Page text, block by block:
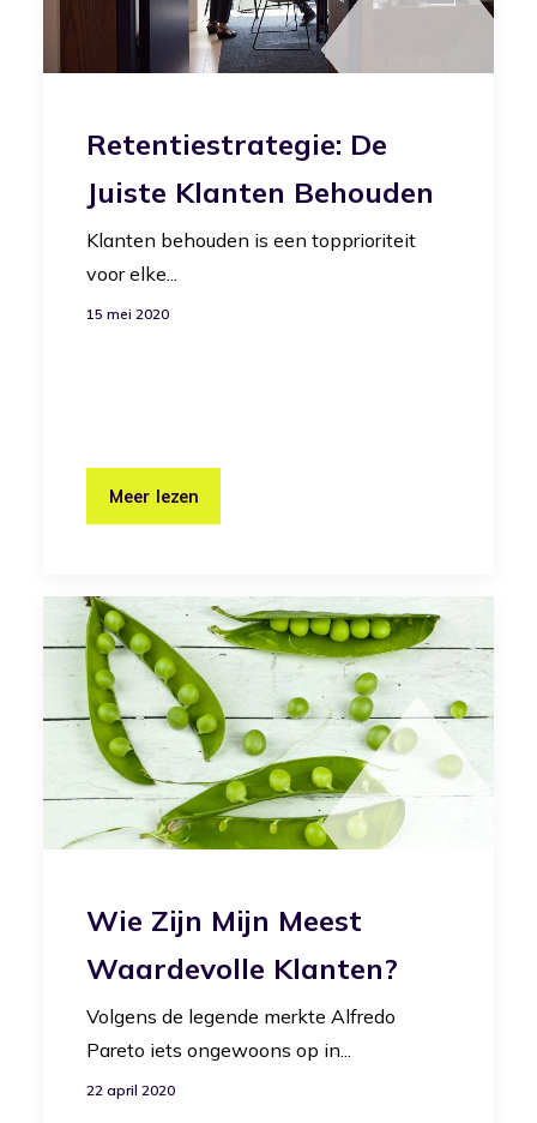
Retentiestrategie: De
Juiste Klanten Behouden
Klanten behouden is een topprioriteit
voor elke...
15 mei 2020
Meer lezen
Wie Zijn Mijn Meest
Waardevolle Klanten?
Volgens de legende merkte Alfredo
Pareto iets ongewoons op in...
22 april 2020